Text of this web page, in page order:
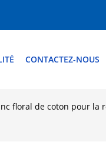
CONTACTEZ-NOUS
floral de coton pour la